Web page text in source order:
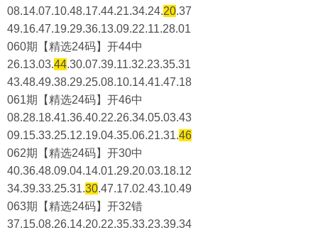
08.14.07.10.48.17.44.21.34.24.20.37
49.16.47.19.29.36.13.09.22.11.28.01
060期【精选24码】开44中
26.13.03.44.30.07.39.11.32.23.35.31
43.48.49.38.29.25.08.10.14.41.47.18
061期【精选24码】开46中
08.28.18.41.36.40.22.26.34.05.03.43
09.15.33.25.12.19.04.35.06.21.31.46
062期【精选24码】开30中
40.36.48.09.04.14.01.29.20.03.18.12
34.39.33.25.31.30.47.17.02.43.10.49
063期【精选24码】开32错
37.15.08.26.14.20.22.35.33.23.39.34